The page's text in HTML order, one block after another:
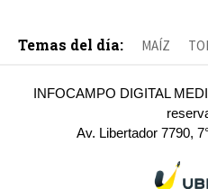
Temas del día: MAÍZ
INFOCAMPO DIGITAL
Av. Libertador 7790,